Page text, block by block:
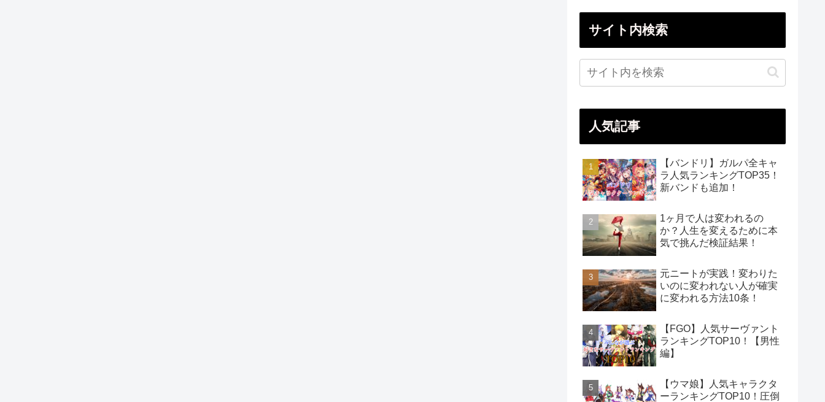
サイト内検索
人気記事
【バンドリ】ガルパ全キャ
ラ人気ランキングTOP35！
新バンドも追加！
1ヶ月で人は変われるの
か？人生を変えるために本
気で挑んだ検証結果！
元ニートが実践！変わりた
いのに変われない人が確実
に変われる方法10条！
【FGO】人気サーヴァント
ランキングTOP10！【男性
編】
【ウマ娘】人気キャラクタ
ーランキングTOP10！圧倒